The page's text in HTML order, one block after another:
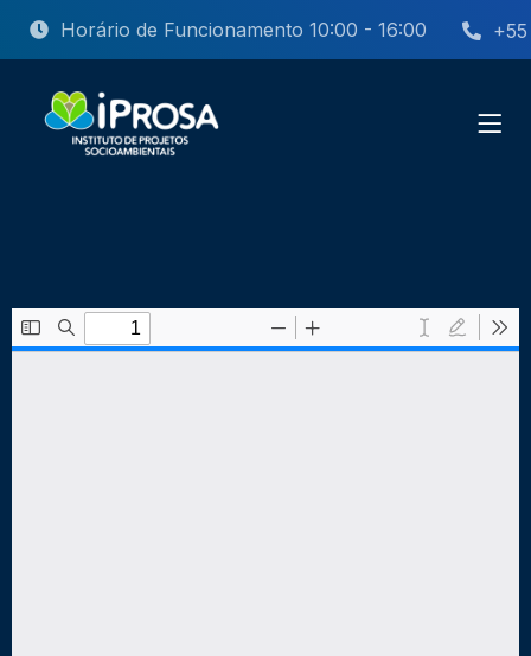
Horário de Funcionamento 10:00 - 16:00